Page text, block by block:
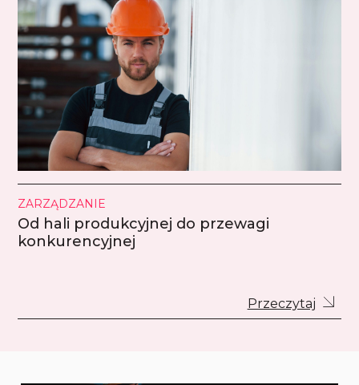
ZARZĄDZANIE
Od hali produkcyjnej do przewagi
konkurencyjnej
Przeczytaj